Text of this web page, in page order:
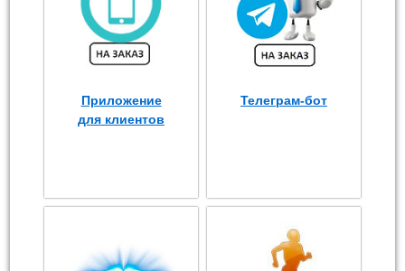
Приложение
для клиентов
Телеграм-бот